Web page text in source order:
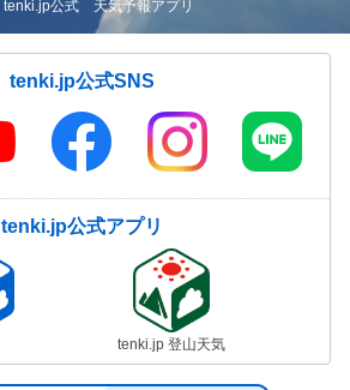
tenki.jp公式 天気予報アプリ
tenki.jp公式SNS
tenki.jp公式アプリ
tenki.jp 登山天気